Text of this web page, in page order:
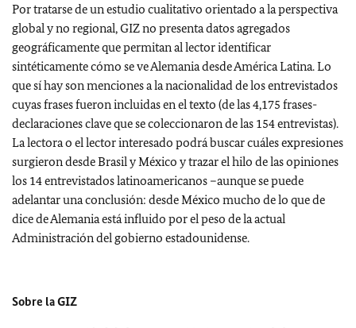
Por tratarse de un estudio cualitativo orientado a la perspectiva
global y no regional, GIZ no presenta datos agregados
geográficamente que permitan al lector identificar
sintéticamente cómo se ve Alemania desde América Latina. Lo
que sí hay son menciones a la nacionalidad de los entrevistados
cuyas frases fueron incluidas en el texto (de las 4,175 frases-
declaraciones clave que se coleccionaron de las 154 entrevistas).
La lectora o el lector interesado podrá buscar cuáles expresiones
surgieron desde Brasil y México y trazar el hilo de las opiniones
los 14 entrevistados latinoamericanos –aunque se puede
adelantar una conclusión: desde México mucho de lo que de
dice de Alemania está influido por el peso de la actual
Administración del gobierno estadounidense.
Sobre la GIZ